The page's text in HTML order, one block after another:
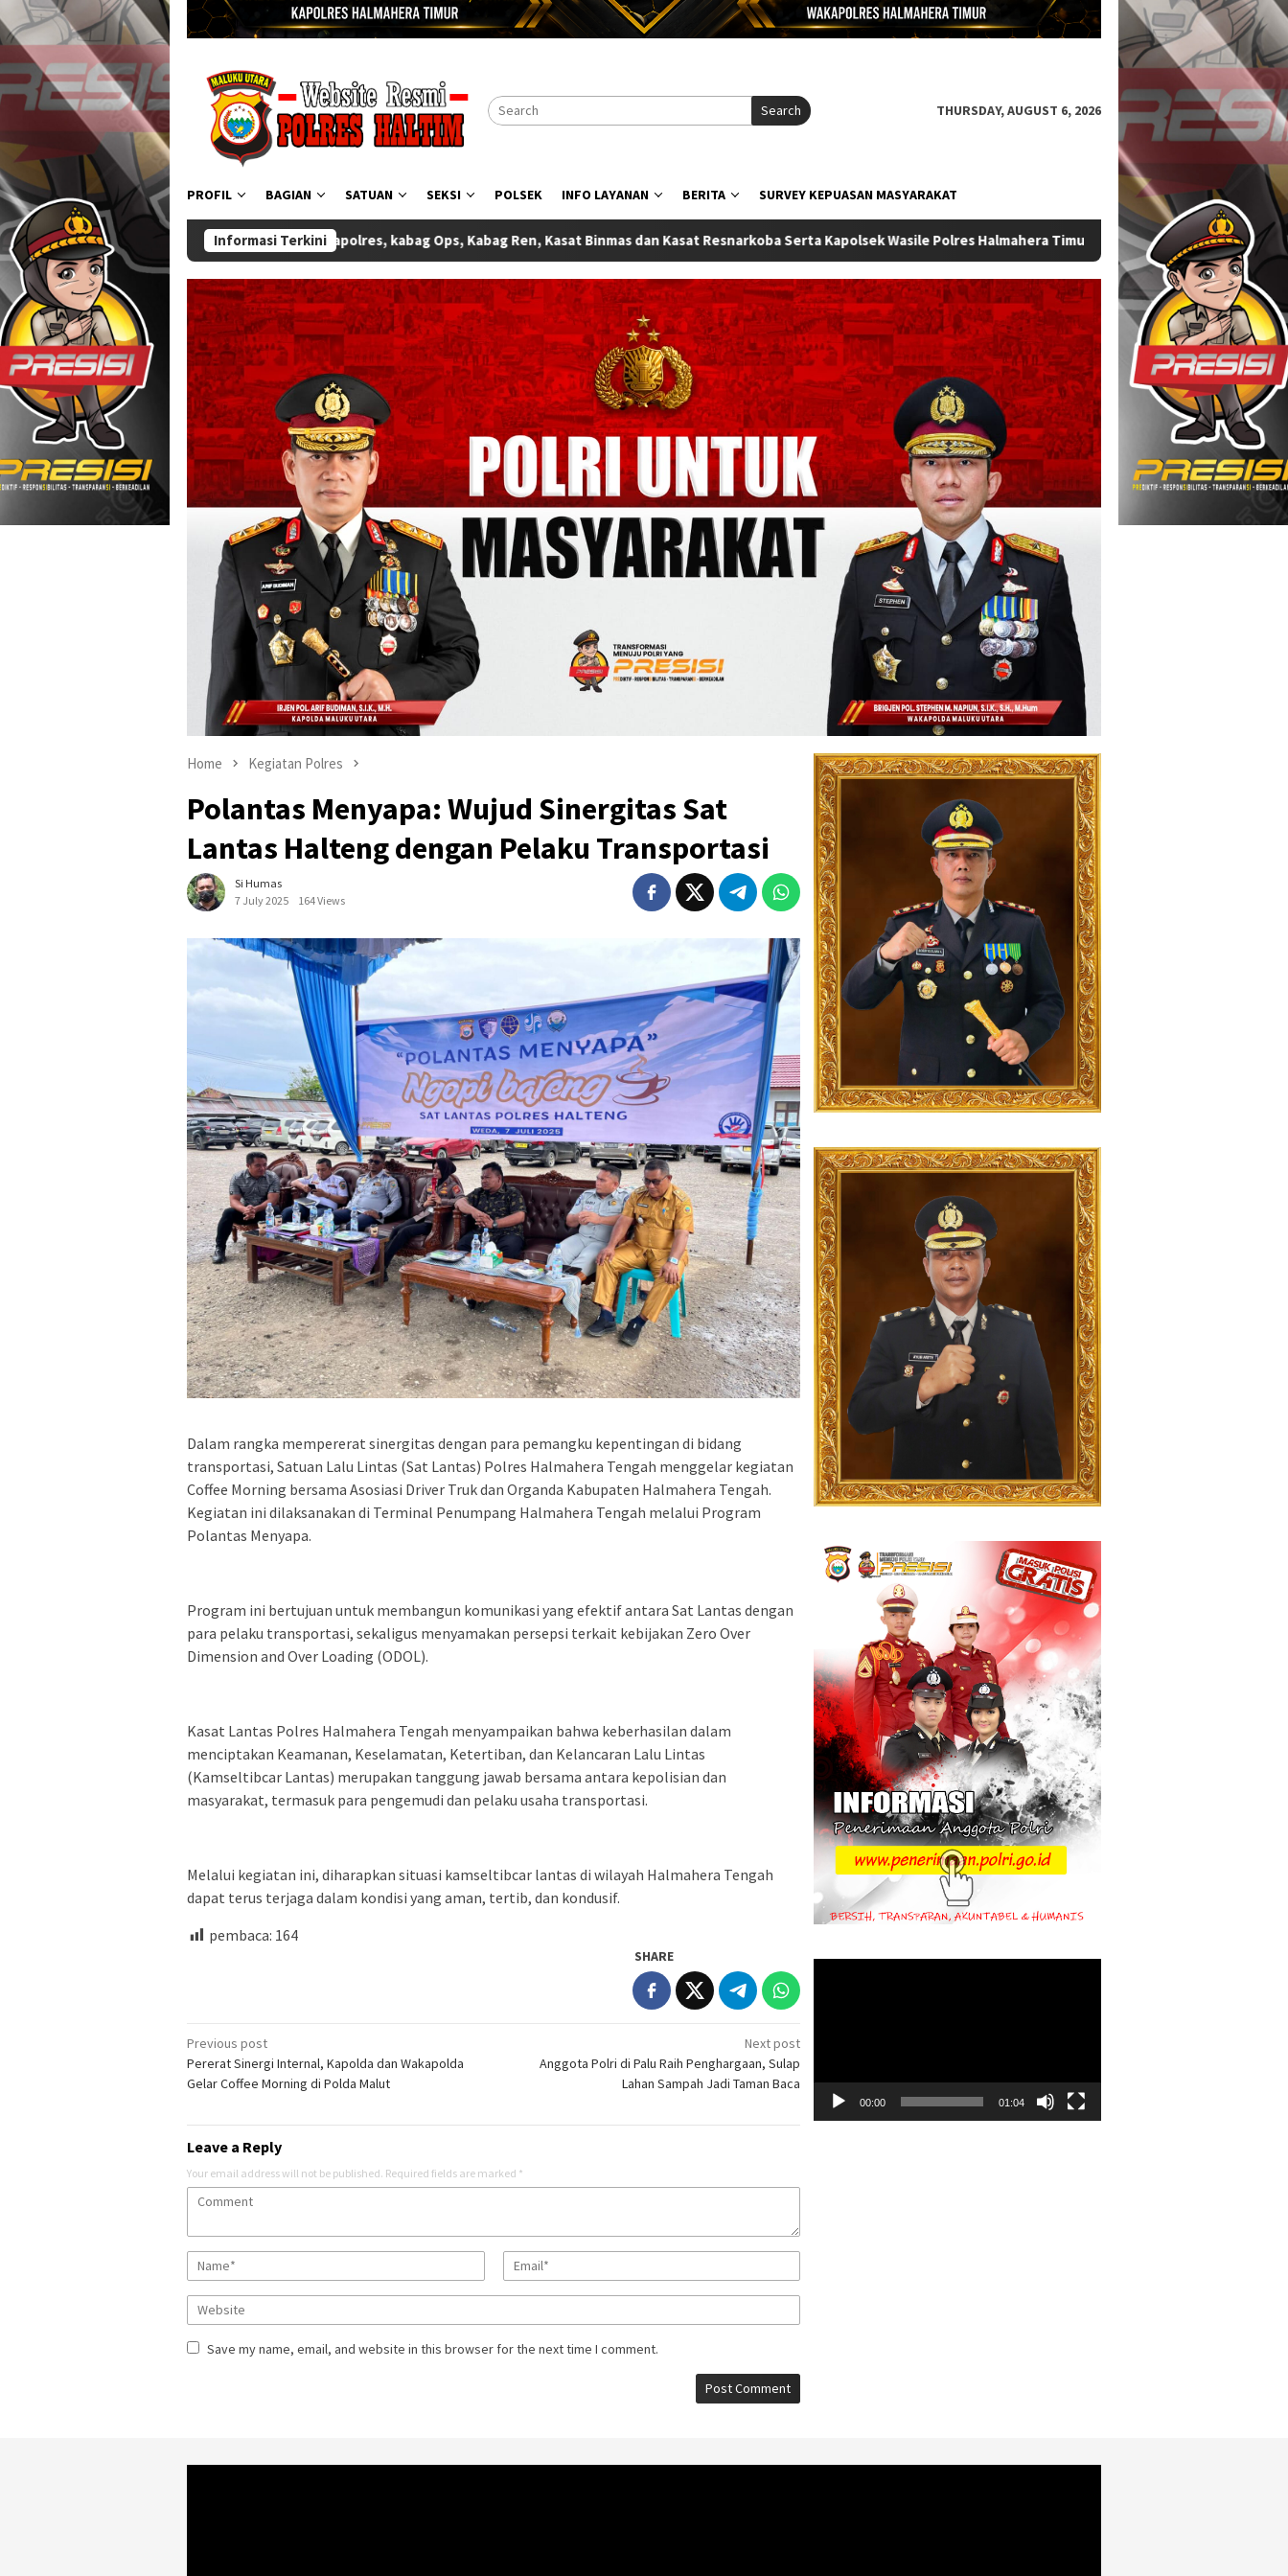
Search THURSDAY, AUGUST 6, 2026
PROFIL BAGIAN SATUAN SEKSI POLSEK INFO LAYANAN BERITA SURVEY KEPUASAN MASYARAKAT
Informasi Terkini
Wakapolres, kabag Ops, Kabag Ren, Kasat Binmas dan Kasat Resnarkoba Serta Kapolsek Wasile Polres Halmahera Timur Resmi Berganti Sat Samapta Polres Halmahera Timur
Home Kegiatan Polres
Polantas Menyapa: Wujud Sinergitas Sat
Lantas Halteng dengan Pelaku Transportasi
Si Humas
7 July 2025
164 Views
Dalam rangka mempererat sinergitas dengan para pemangku kepentingan di bidang
transportasi, Satuan Lalu Lintas (Sat Lantas) Polres Halmahera Tengah menggelar kegiatan
Coffee Morning bersama Asosiasi Driver Truk dan Organda Kabupaten Halmahera Tengah.
Kegiatan ini dilaksanakan di Terminal Penumpang Halmahera Tengah melalui Program
Polantas Menyapa.
Program ini bertujuan untuk membangun komunikasi yang efektif antara Sat Lantas dengan
para pelaku transportasi, sekaligus menyamakan persepsi terkait kebijakan Zero Over
Dimension and Over Loading (ODOL).
Kasat Lantas Polres Halmahera Tengah menyampaikan bahwa keberhasilan dalam
menciptakan Keamanan, Keselamatan, Ketertiban, dan Kelancaran Lalu Lintas
(Kamseltibcar Lantas) merupakan tanggung jawab bersama antara kepolisian dan
masyarakat, termasuk para pengemudi dan pelaku usaha transportasi.
Melalui kegiatan ini, diharapkan situasi kamseltibcar lantas di wilayah Halmahera Tengah
dapat terus terjaga dalam kondisi yang aman, tertib, dan kondusif.
pembaca: 164
SHARE
Post
navigation
Previous post
Pererat Sinergi Internal, Kapolda dan Wakapolda
Gelar Coffee Morning di Polda Malut
Next post
Anggota Polri di Palu Raih Penghargaan, Sulap
Lahan Sampah Jadi Taman Baca
Leave a Reply
Your email address will not be published. Required fields are marked *
Save my name, email, and website in this browser for the next time I comment.
00:00 01:04